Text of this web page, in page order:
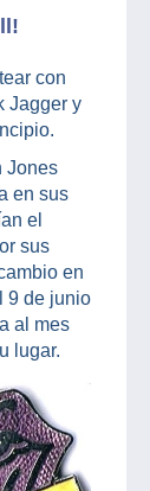
con
Jagger y
Jones
en sus
el
sus
en
9 de junio
al mes
lugar.